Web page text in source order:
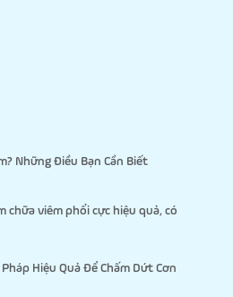
Những Điều Bạn Cần Biết
chữa viêm phổi cực hiệu quả, có
Hiệu Quả Để Chấm Dứt Cơn